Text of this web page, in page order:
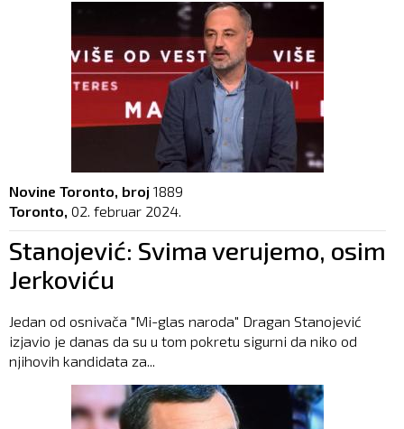
Novine Toronto, broj 1889
Toronto, 02. februar 2024.
Stanojević: Svima verujemo, osim
Jerkoviću
Jedan od osnivača "Mi-glas naroda" Dragan Stanojević
izjavio je danas da su u tom pokretu sigurni da niko od
njihovih kandidata za...